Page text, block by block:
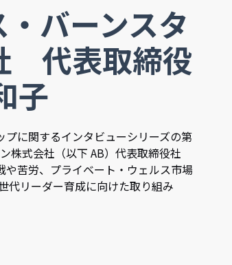
バーンスタ
代表取締役
子
に関するインタビューシリーズの第
株式会社（以下 AB）代表取締役社
苦労、プライベート・ウェルス市場
代リーダー育成に向けた取り組み